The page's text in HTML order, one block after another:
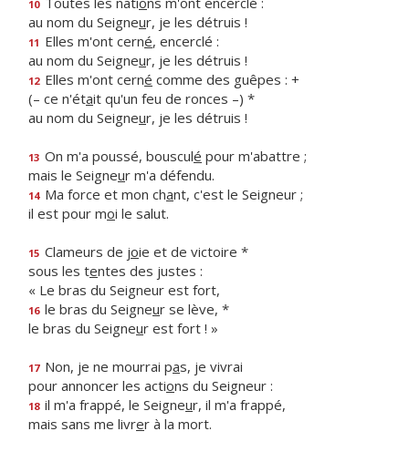
10
au nom du Seigneur, je les détruis !
11 Elles m'ont cerné, encerclé :
au nom du Seigneur, je les détruis !
12 Elles m'ont cerné comme des guêpes : +
(– ce n'était qu'un feu de ronces –) *
au nom du Seigneur, je les détruis !
13 On m'a poussé, bousculé pour m'abattre ;
mais le Seigneur m'a défendu.
14 Ma force et mon chant, c'est le Seigneur ;
il est pour moi le salut.
15 Clameurs de joie et de victoire *
sous les tentes des justes :
« Le bras du Seigneur est fort,
16 le bras du Seigneur se lève, *
le bras du Seigneur est fort ! »
17 Non, je ne mourrai pas, je vivrai
pour annoncer les actions du Seigneur :
18 il m'a frappé, le Seigneur, il m'a frappé,
mais sans me livrer à la mort.